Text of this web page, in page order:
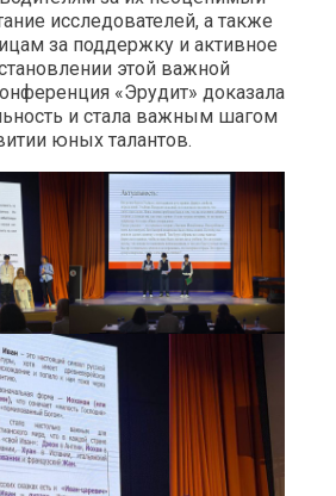
исследователей, а также
за поддержку и активное
этой важной
«Эрудит» доказала
и стала важным шагом
юных талантов.